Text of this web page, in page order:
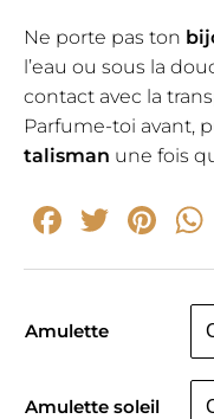
Ne porte pas ton
l’eau ou sous la
contact avec la
Parfume-toi avant,
talisman une fois
Amulette
Amulette soleil